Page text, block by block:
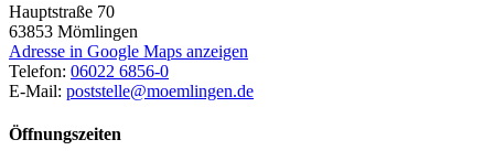
Hauptstraße 70
63853 Mömlingen
Adresse in Google Maps anzeigen
Telefon: 06022 6856-0
E-Mail: poststelle@moemlingen.de
Öffnungszeiten